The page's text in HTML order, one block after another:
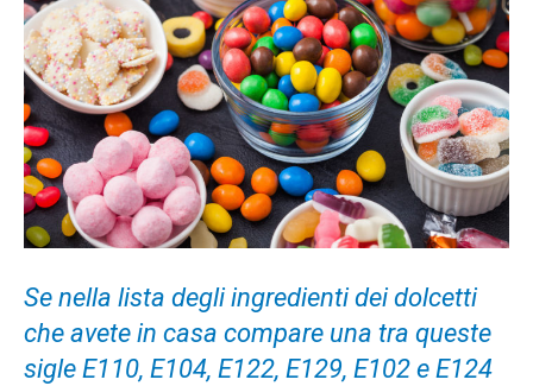
Se nella lista degli ingredienti dei dolcetti
che avete in casa compare una tra queste
sigle E110, E104, E122, E129, E102 e E124